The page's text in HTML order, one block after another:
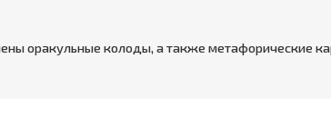
оракульные колоды, а также метафорические